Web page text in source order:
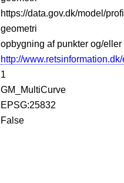
https://data.gov.dk/model/
geometri
opbygning af punkter og/
http://
1
GM_MultiCurve
EPSG:25832
False